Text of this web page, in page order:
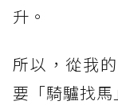
升。
所以，從我
要「騎驢找馬